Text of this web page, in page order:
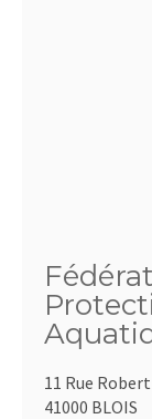
11 Rue
41000 BLOIS